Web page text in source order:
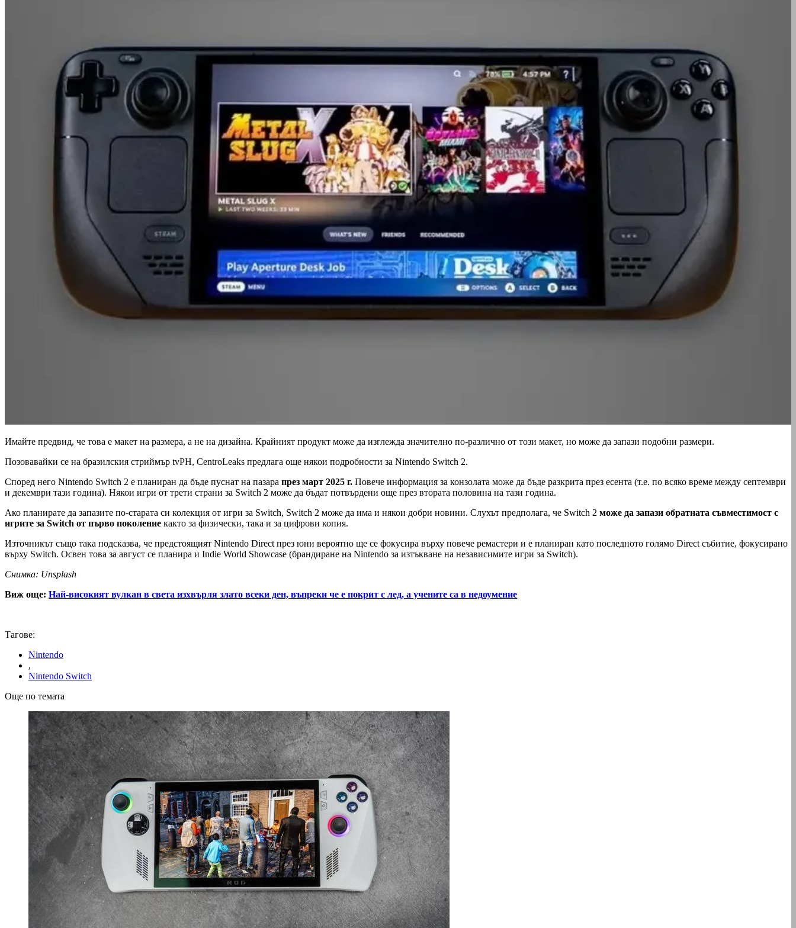
Имайте предвид, че това е макет на размера, а не на дизайна. Крайният продукт може да изглежда значително по-различно от този макет, но може да запази подобни размери.
Позовавайки се на бразилския стриймър tvPH, CentroLeaks предлага още някои подробности за Nintendo Switch 2.
Според него Nintendo Switch 2 е планиран да бъде пуснат на пазара през март 2025 г. Повече информация за конзолата може да бъде разкрита през есента (т.е. по всяко време между септември
и декември тази година). Някои игри от трети страни за Switch 2 може да бъдат потвърдени още през втората половина на тази година.
Ако планирате да запазите по-старата си колекция от игри за Switch, Switch 2 може да има и някои добри новини. Слухът предполага, че Switch 2 може да запази обратната съвместимост с
игрите за Switch от първо поколение както за физически, така и за цифрови копия.
Източникът също така подсказва, че предстоящият Nintendo Direct през юни вероятно ще се фокусира върху повече ремастери и е планиран като последното голямо Direct събитие, фокусирано
върху Switch. Освен това за август се планира и Indie World Showcase (брандиране на Nintendo за изтъкване на независимите игри за Switch).
Снимка: Unsplash
Виж още: Най-високият вулкан в света изхвърля злато всеки ден, въпреки че е покрит с лед, а учените са в недоумение
Тагове:
Nintendo
,
Nintendo Switch
Още по темата